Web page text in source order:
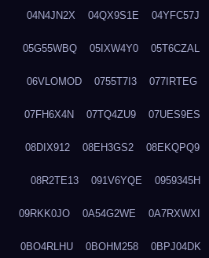
04N4JN2X 04QX9S1E 04YFC57J
05G55WBQ 05IXW4Y0 05T6CZAL
06VLOMOD 0755T7I3 077IRTEG
07FH6X4N 07TQ4ZU9 07UES9ES
08DIX912 08EH3GS2 08EKQPQ9
08R2TE13 091V6YQE 0959345H
09RKK0JO 0A54G2WE 0A7RXWXI
0BO4RLHU 0BOHM258 0BPJ04DK